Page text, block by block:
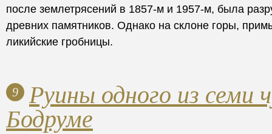
после землетрясений в 1857-м и 1957-м, была
древних памятников. Однако на склоне горы,
ликийские гробницы.
9
Руины одного из семи
Бодруме